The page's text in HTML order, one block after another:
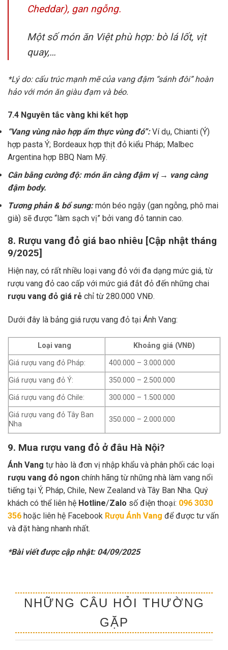
Cheddar), gan ngỗng.
Một số món ăn Việt phù hợp: bò lá lốt, vịt
quay,…
*Lý do: cấu trúc mạnh mẽ của vang đậm “sánh đôi” hoàn
hảo với món ăn giàu đạm và béo.
7.4 Nguyên tắc vàng khi kết hợp
“Vang vùng nào hợp ẩm thực vùng đó”:Ví dụ, Chianti (Ý)
hợp pasta Ý; Bordeaux hợp thịt đỏ kiểu Pháp; Malbec
Argentina hợp BBQ Nam Mỹ.
Cân bằng cường độ: món ăn càng đậm vị → vang càng
đậm body.
Tương phản & bổ sung:món béo ngậy (gan ngỗng, phô mai
già) sẽ được “làm sạch vị” bởi vang đỏ tannin cao.
8. Rượu vang đỏ giá bao nhiêu [Cập nhật tháng
9/2025]
Hiện nay, có rất nhiều loại vang đỏ với đa dạng mức giá, từ
rượu vang đỏ cao cấp với mức giá đắt đỏ đến những chai
rượu vang đỏ giá rẻ chỉ từ 280.000 VNĐ.
Dưới đây là bảng giá rượu vang đỏ tại Ánh Vang:
Loại vang
Khoảng giá (VNĐ)
Giá rượu vang đỏ Pháp:
400.000 – 3.000.000
Giá rượu vang đỏ Ý:
350.000 – 2.500.000
Giá rượu vang đỏ Chile:
300.000 – 1.500.000
Giá rượu vang đỏ Tây Ban
Nha
350.000 – 2.000.000
9. Mua rượu vang đỏ ở đâu Hà Nội?
Ánh Vang tự hào là đơn vị nhập khẩu và phân phối các loại
rượu vang đỏ ngon chính hãng từ những nhà làm vang nổi
tiếng tại Ý, Pháp, Chile, New Zealand và Tây Ban Nha. Quý
khách có thể liên hệ Hotline/Zalo số điện thoại: 096 3030
356 hoặc liên hệ Facebook Rượu Ánh Vang để được tư vấn
và đặt hàng nhanh nhất.
*Bài viết được cập nhật: 04/09/2025
NHỮNG CÂU HỎI THƯỜNG
GẶP